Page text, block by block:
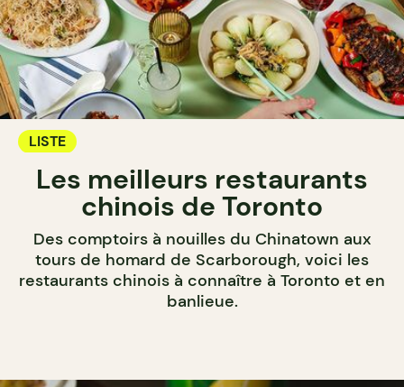
LISTE
Les meilleurs restaurants
chinois de Toronto
Des comptoirs à nouilles du Chinatown aux
tours de homard de Scarborough, voici les
restaurants chinois à connaître à Toronto et en
banlieue.